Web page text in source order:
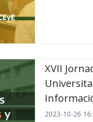
XVII
2023-10-26